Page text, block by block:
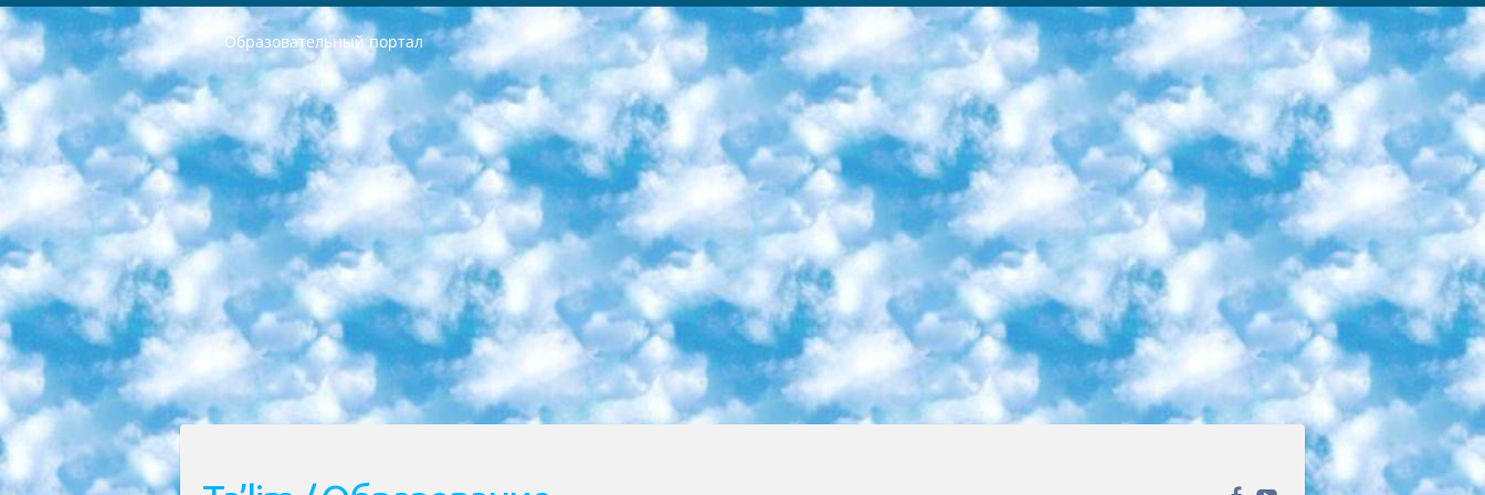
Образовательный портал
РЕСПУБЛИКА УЗБЕКИСТАН МИНИСТРЕРСТВО ДОШКОЛЬНОГО И ШКОЛЬНОГО ОБРАЗОВАНИЯ КОМАНДА в общеобразовательных учреждениях в 2023-2024 учебном году организация и проведение итоговой государственной аттестации обучающихся о Министра дошкольного и школьного образования Республики Узбекистан от 4 марта 2008 года (постановлением Минюста от 20 марта 2008 года № 1778 государственной регистрации) «Итоговое состояние учащихся общего среднего образования на основании положения об утверждении положения об аттестации общего среднего образования выпускной экзамен студентов в образовательных учреждениях в 2023-2024 учебном году В целях организации и прохождения аттестации приказываю: 1. Следующее: перечень предметов, по которым будет проводиться итоговая государственная аттестация и экзамен формы перевода согласно приложению 1; сертификаты международного образца, оценивающие уровень владения иностранными языками перечень согласно приложению 2; 2. Педагогический при специализированных образовательных учреждениях. научно-практический центр квалификации и международной оценки (Д.Давидова) 2024 г. До 25 марта: задания по предметам, по которым будет проводиться итоговая аттестация разработка и утверждение технических условий; итоговая аттестация на основании разработанного предметного задания разработка вопросов по предметам (устно и письменно), экзамен передача; общеобразовательные средние школы и специальные учебные заведения учащиеся выпускных классов школ и интернатов в агентской системе подготовка базы данных экзаменационных материалов и критериев оценки; перевод базы экзаменационных материалов на все языки обучения подать в Республиканский образовательный центр для изготовления; варианты экзаменов на основе разработанных контрольных материалов пусть будут поставлены задачи формирования. 3. Республиканский образовательный центр (Ш.Худайкулов) до 5 апреля 2024 года. до: база данных предоставленных экзаменационных материалов на все языки обучения перевод и экспертиза; для слепых, слабовидящих, глухих, слабослышащих и умственно отсталых детей учащиеся выпускных классов специализированных школ и школ-интернатов база данных экзаменационных материалов на всех преподаваемых языках подготовка критериев оценки; специализированные школы для умственно отсталых детей и технологии для учащихся выпускных классов школ-интернатов разработка соответствующих рекомендаций и критериев проведения ЕГЭ по естествознанию давать задания. 4. Педагогический при специализированных образовательных учреждениях. Научно-практический центр навыков и международной оценки (Д.Давидова), Республика образовательный центр (Худайкулов Ш.) итоговый государственный аттестационный экзамен ориентирован на творческое и логическое мышление при подготовке базы материалов учитывать введение заданий. 5. Следует отметить, что: сертификат государственного образца о знании общеобразовательного предмета и как минимум национальный уровень B1 по предметам на иностранных языках, указанным в Приложении 2. или международно признанный сертификат эквивалентного уровня студенты, изучающие определенный предмет, освобождаются от экзамена; по соответствующим предметам запланирована итоговая государственная аттестация за день до дня, путем жеребьевки Рабочей группой (в письменной форме по предметам, проводимым в форме) из числа сформированных вариантов выбрано 2 варианта; 2 выбранных варианта экзамена анонсированы на официальном сайте министерства и все выпускники по всей стране на основе этих вариантов проводит итоговую государственную аттестацию. 6. Государственное образование учащихся средних общеобразовательных учреждений. знания в соответствии с квалификационными требованиями, которые необходимо приобрести на основании стандартов итоговый (выпускной) контроль для 9 и 11 классов в целях тестирования Экзамены (далее – экзамены) состоят из предметов, перечисленных в приложении 1. будет сделано. 7. Экзамены пройдут с 26 мая по 15 июня 2024 г. (кроме науки физического воспитания). 8. Физическая для учащихся 9 классов общесредних образовательных учреждений. Экзамены по предмету «Образование, квалификация медицина» 1-6 мая 2024 года. сотрудники перевести под присмотр (с отклонениями в физическом или умственном развитии) специализированная школа для детей, школы-интернаты и со сколиозом школы-интернаты санаторного типа для больных детей исключены). 9. Он был слепым, слабовидящим и имел нарушения опорно-двигательного аппарата. экзамены в специализированных школах и интернатах для детей должны проводиться исходя из требований, предъявляемых к общеобразовательным учреждениям (физкультура кроме науки). 10. Специализированная школа для глухих и слабослышащих детей. и экзамены в интернатах и быть реализован в виде письменного теста по математике. 11. Специальность для умственно отсталых детей. Для 9 класса Родной язык и литературное письмо Государственный язык (язык обучения – узбекский). для неклассов) написано Математическое письмо Письменная/устная история Узбекистана Физическое воспитание практично Итоговый контроль Для 11 класса Написание родного языка и литературы (эссе) Математическое письмо Узбекский язык (обучение на узбекском языке) не посещающее общее среднее образование для учреждений)/Образовательное учреждение выбор письменный и устный Иностранный язык письменный/устный Письменная/устная история Узбекистана *По выбору студента:  Химия  Физика  Основы государственного права  География 10 бесплатных образовательных ресурсов - Мы составили подборку онлайн-проектов с интерактивными упражнениями, видеолекциями и статьями. Они помогут вам обрести новые и освежить старые знания бесплатно. 1. «ИНТУИТ» Старейшая образовательная площадка Рунета. Здесь вы найдёте сотни текстовых и видеокурсов на десятки различных тем — от программирования до психологии. Многие курсы подготовлены российскими университетами и крупными международными компаниями вроде Intel и Microsoft. Самостоятельное обучение бесплатное, но желающие могут оплатить услуги персональных наставников. 2. «Смартия» знакомит с актуальными профессиями и подсказывает, как им обучаться. Выбрав заинтересовавшую вас специальность — SMM-специалист, фотограф, веб-дизайнер или другую, — увидите список необходимых для неё умений. Чтобы вы могли освоить их самостоятельно, для каждого умения площадка отображает подборку ссылок на учебные материалы. Хотя «Смартия» ориентируется на русскоязычную аудиторию, часть контента всё же доступна только на английском. 3. «Лекторий Физтеха» Проект Московского физико-технического института (Физтеха). С его помощью вы можете смотреть онлайн серии лекций, записанные на видео в этом вузе. В числе доступных предметов — физика, биология, химия, информационные технологии и другие. К некоторым лекциям администрация ресурса прилагает готовые конспекты, которые можно скачивать в PDF-формате. 4. ITMOcourses Онлайн-площадка Санкт-Петербургского национального исследовательского университета информационных технологий, механики и оптики (ИТМО). Ресурс предоставляет свободный доступ к курсам, разработанным в этом вузе. Каталог материалов разбит на четыре категории: «Оптические системы и технологии», «Приборостроение и робототехника», «Информационные технологии» и «Биотехнологии». Курсы состоят из видеолекций, интерактивных демонстраций и заданий. 5. «КиберЛенинка» Электронная научная библиотека открытого доступа. Каталог площадки регулярно обрастает текстами статей из различных научных изданий. Сгруппированные по журналам и рубрикам публикации можно читать онлайн или скачивать целиком в PDF-формате. Проект нацелен на популяризацию науки за счёт открытого доступа к качественной информации. 6. «ПостНаука» На этом ресурсе публикуют подборки видеолекций, составленные экспертами из разных отраслей и объединённые общими темами. Среди них, к примеру, есть серии «Биоинформатика и геномика», «Культура средневековой Скандинавии» и Cinema Studies о теории кино. Каждая подборка лекций — логически связанная история, рассказанная экспертом от первого лица. Кроме того, на сайте появляются научно-образовательные статьи и тесты на разные темы. 7. «Newочём» Команда проекта «Newочём» отбирает самые интересные тексты из англоязычных СМИ и переводит те из них, за которые голосуют участники сообщества «ВКонтакте». По большей части это научно-популярные статьи. Редакторы придумывают лишь заголовки, в остальном содержание переводов соответствует оригиналам. Полные тексты можно читать прямо в социальной сети. 8. InternetUrok Онлайн-база материалов по основным дисциплинам школьной программы. Информация на сайте структурирована по классам, предметам и темам (урокам). Каждый урок состоит из видеолекций и конспектов. Есть также интерактивные тренажёры и тесты для закрепления пройденного материала. Даже если вы давно окончили школу, возможность повторить программу старших классов всегда может пригодиться. 9. Edutainme Ещё один ресурс об образовании. В отличие от Newtonew, как мне кажется, Edutainme больше ориентируется на представителей индустрии: педагогов, предпринимателей, разработчиков образовательных проектов. Но и любой, кто просто стремится к саморазвитию, найдёт на сайте много полезного и интересного для себя. Например, информацию о новых курсах и образовательных сервисах. 10. Newtonew Онлайн-медиа об образовании и обучении в широком смысле. Авторы Newtonew пишут об инструментах, заведениях, тактиках и стратегиях, которые помогают учить других и получать новые знания самостоятельно. На этой площадке вы найдёте новости, обзоры, аналитические мат